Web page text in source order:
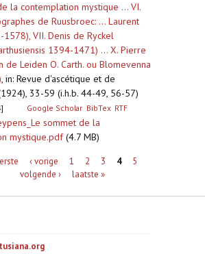
la contemplation mystique ... VI.
de Ruusbroec: ... Laurent
1578), VII. Denis de Ryckel
1394-1471) ... X. Pierre
de Leiden O. Carth. ou Blomevenna
, in: Revue d'ascétique et de
33-59 (i.h.b. 44-49, 56-57)
Google Scholar BibTex RTF
sommet de la
mystique.pdf(4.7 MB)
‹ vorige 1 2 3 4
5
volgende ›
laatste »